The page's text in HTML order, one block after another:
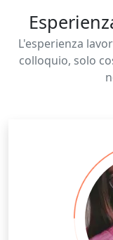
L'esperienza
colloquio, solo